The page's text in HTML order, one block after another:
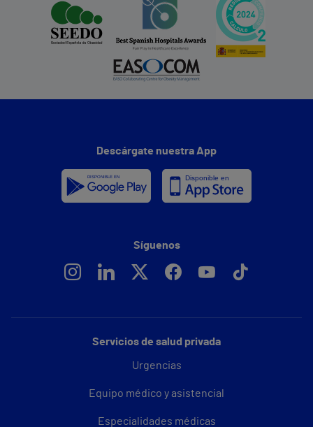
Servicios de salud privada
Urgencias
Equipo médico y asistencial
Especialidades médicas
Descárgate nuestra App
Síguenos